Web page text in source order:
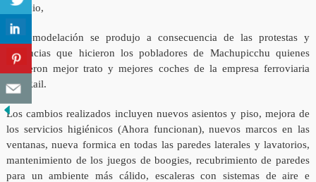
servicio,
La remodelación se produjo a consecuencia de las protestas y
denuncias que hicieron los pobladores de Machupicchu quienes
exigieron mejor trato y mejores coches de la empresa ferroviaria
PeruRail.
Los cambios realizados incluyen nuevos asientos y piso, mejora de
los servicios higiénicos (Ahora funcionan), nuevos marcos en las
ventanas, nueva formica en todas las paredes laterales y lavatorios,
mantenimiento de los juegos de boogies, recubrimiento de paredes
para un ambiente más cálido, escaleras con sistemas de aire e